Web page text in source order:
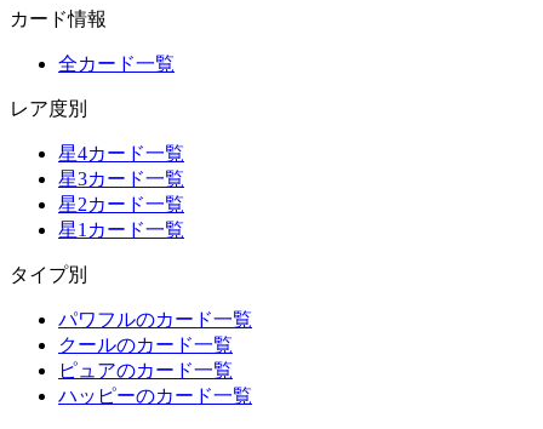
カード情報
全カード一覧
レア度別
星4カード一覧
星3カード一覧
星2カード一覧
星1カード一覧
タイプ別
パワフルのカード一覧
クールのカード一覧
ピュアのカード一覧
ハッピーのカード一覧